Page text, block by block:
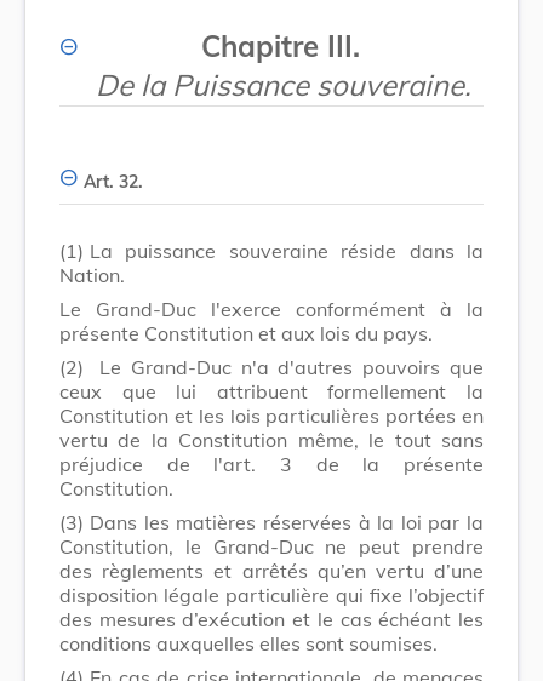
Chapitre III.
De la Puissance souveraine.
Art. 32.
(1) La puissance souveraine réside dans la
Nation.
Le Grand-Duc l'exerce conformément à la
présente Constitution et aux lois du pays.
(2)
Le Grand-Ducn'a d'autres pouvoirs que
ceux que lui attribuent formellement la
Constitution et les lois particulières portées en
vertu de la Constitution même, le tout sans
préjudice de l'art. 3 de la présente
Constitution.
(3) Dans les matières réservées à la loi par la
Constitution, le Grand-Duc ne peut prendre
des règlements et arrêtés qu’en vertu d’une
disposition légale particulière qui fixe l’objectif
des mesures d’exécution et le cas échéant les
conditions auxquelles elles sont soumises.